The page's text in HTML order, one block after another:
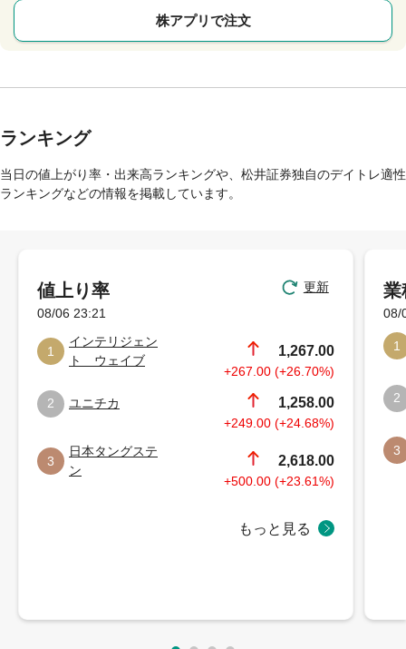
株アプリで注文
ランキング
当日の値上がり率・出来高ランキングや、松井証券独自のデイトレ適性
ランキングなどの情報を掲載しています。